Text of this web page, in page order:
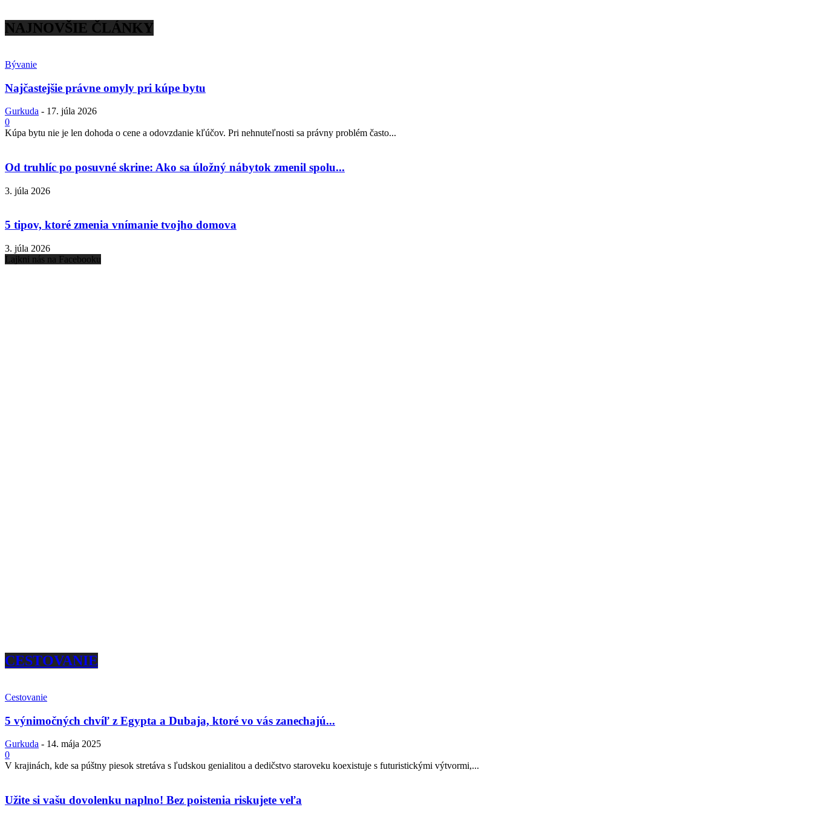
NAJNOVŠIE ČLÁNKY
Bývanie
Najčastejšie právne omyly pri kúpe bytu
Gurkuda - 17. júla 2026
0
Kúpa bytu nie je len dohoda o cene a odovzdanie kľúčov. Pri nehnuteľnosti sa právny problém často...
Od truhlíc po posuvné skrine: Ako sa úložný nábytok zmenil spolu...
3. júla 2026
5 tipov, ktoré zmenia vnímanie tvojho domova
3. júla 2026
Lajkni nás na Facebooku
CESTOVANIE
Cestovanie
5 výnimočných chvíľ z Egypta a Dubaja, ktoré vo vás zanechajú...
Gurkuda - 14. mája 2025
0
V krajinách, kde sa púštny piesok stretáva s ľudskou genialitou a dedičstvo staroveku koexistuje s futuristickými výtvormi,...
Užite si vašu dovolenku naplno! Bez poistenia riskujete veľa